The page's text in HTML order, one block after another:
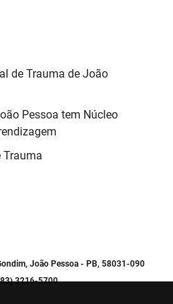
de Trauma de João
Pessoa tem Núcleo
Trauma
João Pessoa - PB, 58031-090
3216-5700